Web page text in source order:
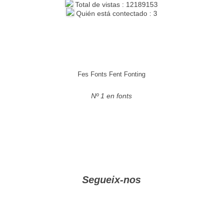
Total de vistas : 12189153
Quién está contectado : 3
Fes Fonts Fent Fonting
Nº 1 en fonts
Segueix-nos